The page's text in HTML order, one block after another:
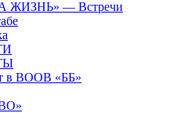
ЖИЗНЬ» — Встречи
в ВООВ «ББ»